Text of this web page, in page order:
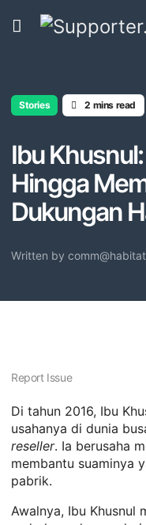
Stories 2 mins read
Ibu
Hingga
Dukungan
Written by
Report Issue
Di tahun 2016, Ibu
usahanya di dunia
reseller. Ia berusaha
membantu suaminya
pabrik.
Awalnya, Ibu Khusnul